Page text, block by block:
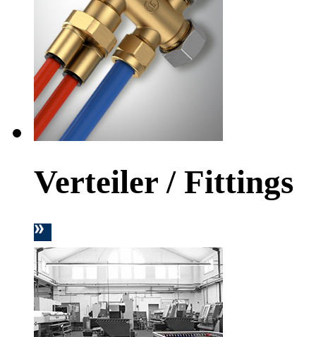
Verteiler / Fittings